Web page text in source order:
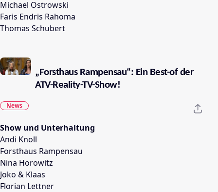
Michael Ostrowski
Faris Endris Rahoma
Thomas Schubert
„Forsthaus Rampensau“: Ein Best-of der
ATV-Reality-TV-Show!
News
Show und Unterhaltung
Andi Knoll
Forsthaus Rampensau
Nina Horowitz
Joko & Klaas
Florian Lettner